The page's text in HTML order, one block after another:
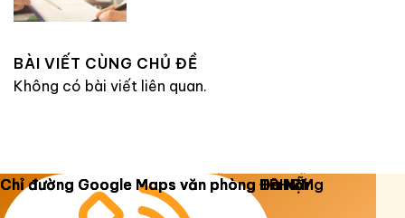
BÀI VIẾT CÙNG CHỦ ĐỀ
Không có bài viết liên quan.
Copyright 2026 © Luật Dương Gia